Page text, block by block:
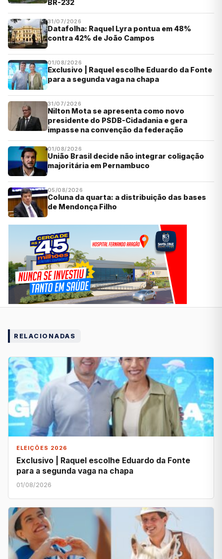
BR-232
31/07/2026
Datafolha: Raquel Lyra pontua em 48%
contra 42% de João Campos
01/08/2026
Exclusivo | Raquel escolhe Eduardo da Fonte
para a segunda vaga na chapa
31/07/2026
Nilton Mota se apresenta como novo
presidente do PSDB-Cidadania e gera
impasse na convenção da federação
01/08/2026
União Brasil decide não integrar coligação
majoritária em Pernambuco
05/08/2026
Coluna da quarta: a distribuição das bases
de Mendonça Filho
RELACIONADAS
ELEIÇÕES 2026
Exclusivo | Raquel escolhe Eduardo da Fonte
para a segunda vaga na chapa
01/08/2026